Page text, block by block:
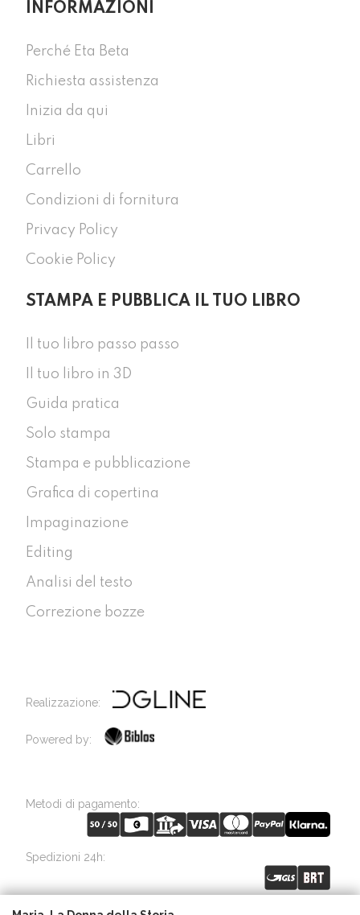
INFORMAZIONI
Perché Eta Beta
Richiesta assistenza
Inizia da qui
Libri
Carrello
Condizioni di fornitura
Privacy Policy
Cookie Policy
STAMPA E PUBBLICA IL TUO LIBRO
Il tuo libro passo passo
Il tuo libro in 3D
Guida pratica
Solo stampa
Stampa e pubblicazione
Grafica di copertina
Impaginazione
Editing
Analisi del testo
Correzione bozze
Realizzazione:
Powered by:
Metodi di pagamento:
Spedizioni 24h: